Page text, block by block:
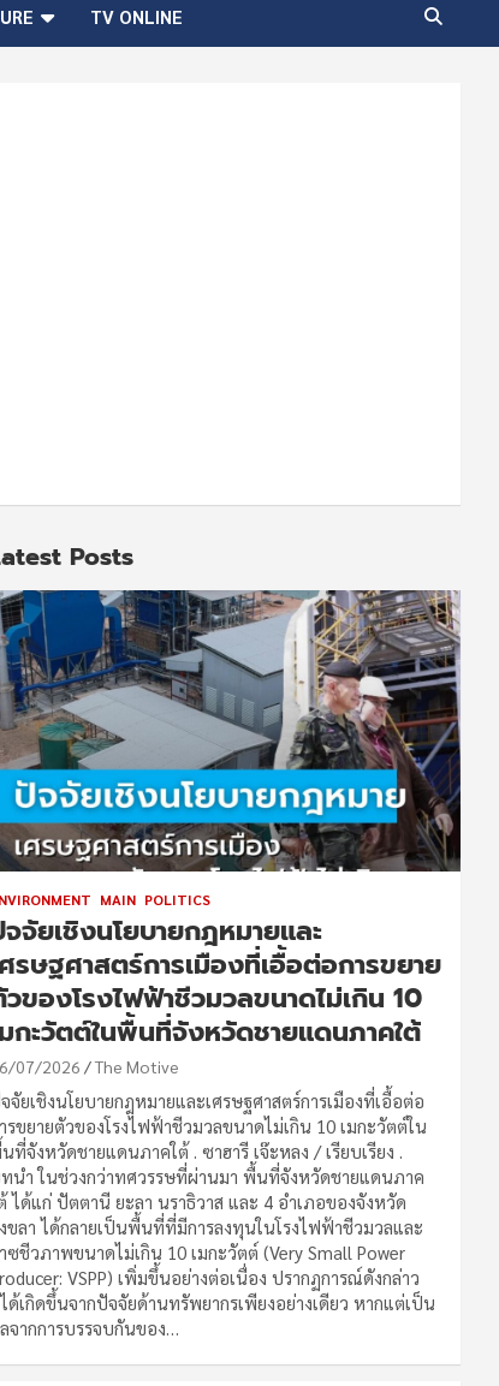
TV ONLINE
Posts
MAIN POLITICS
จัยเชิงนโยบายกฎหมายและ
รษฐศาสตร์การเมืองที่เอื้อต่อการขยาย
ของโรงไฟฟ้าชีวมวลขนาดไม่เกิน 10
กะวัตต์ในพื้นที่จังหวัดชายแดนภาคใต้
07/2026 The Motive
จัยเชิงนโยบายกฎหมายและเศรษฐศาสตร์การเมืองที่เอื้อต่อ
รขยายตัวของโรงไฟฟ้าชีวมวลขนาดไม่เกิน 10 เมกะวัตต์ใน
ที่จังหวัดชายแดนภาคใต้ . ซาฮารี เจ๊ะหลง / เรียบเรียง .
นำ ในช่วงกว่าทศวรรษที่ผ่านมา พื้นที่จังหวัดชายแดนภาค
ได้แก่ ปัตตานี ยะลา นราธิวาส และ 4 อำเภอของจังหวัด
ขลา ได้กลายเป็นพื้นที่ที่มีการลงทุนในโรงไฟฟ้าชีวมวลและ
ซชีวภาพขนาดไม่เกิน 10 เมกะวัตต์ (Very Small Power
VSPP) เพิ่มขึ้นอย่างต่อเนื่อง ปรากฏการณ์ดังกล่าว
ด้เกิดขึ้นจากปัจจัยด้านทรัพยากรเพียงอย่างเดียว หากแต่เป็น
จากการบรรจบกันของ…